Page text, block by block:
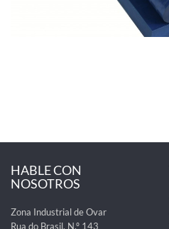
HABLE CON
NOSOTROS
Zona Industrial de Ovar
Rua do Brasil, N.º 143